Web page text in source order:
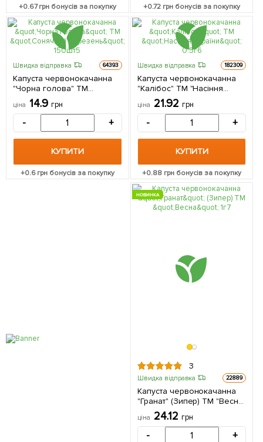
+0.67грн бонусів за покупку +0.72 грн бонусів за покупку
Швидка відправка 64393
Капуста червонокачанна
"Чорна голова" ТМ
"Сонячний березень"
150шт
ціна 14.9 грн
- +
КУПИТИ
+0.6грн бонусів за покупку
Швидка відправка 182309
Капуста червонокачанна
"Калібос" ТМ "Насіння
України" 0.5г
ціна 21.92 грн
- +
КУПИТИ
+0.88 грн бонусів за покупку
НОВИНКА
3
Швидка відправка 22889
Капуста червонокачанна
"Гранат" (Зипер) ТМ "Весна"
ціна 24.12 грн
- +